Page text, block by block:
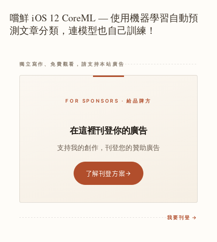
嚐鮮 iOS 12 CoreML — 使用機器學習自動預
測文章分類，連模型也自己訓練！
獨立寫作、免費觀看，請支持本站廣告
FOR SPONSORS · 給品牌方
在這裡刊登你的廣告
支持我的創作，刊登您的贊助廣告
了解刊登方案
我要刊登 →